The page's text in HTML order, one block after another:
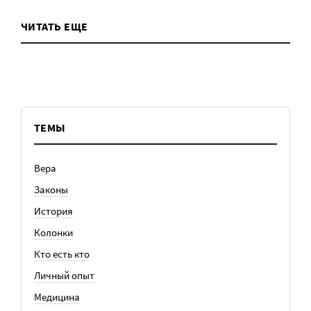
ЧИТАТЬ ЕЩЕ
ТЕМЫ
Вера
Законы
История
Колонки
Кто есть кто
Личный опыт
Медицина